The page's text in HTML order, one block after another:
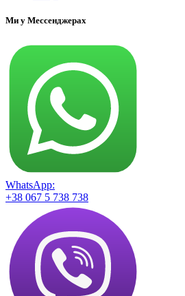
Ми у Мессенджерах
WhatsApp:
+38 067 5 738 738